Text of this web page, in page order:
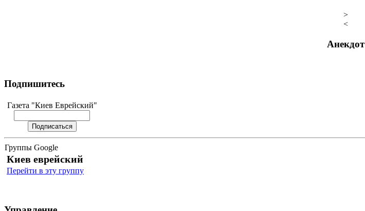
>
<
Анекдот
Подпишитесь
Газета "Киев Еврейский"
Группы Google
Киев еврейский
Перейти в эту группу